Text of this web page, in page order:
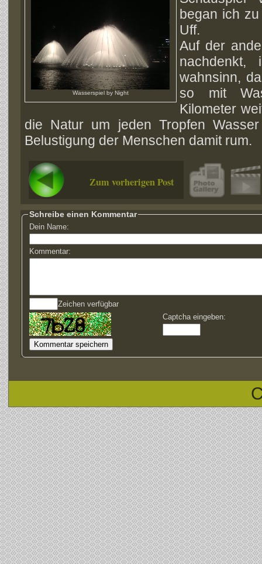
Wasserspiel by Night
began ich
Uff.
Auf der
nachdenkt,
wahnsinn,
so mit
Kilometer
die Natur um jeden Tropfen
Belustigung der Menschen damit rum.
Zum vorherigen Post
Schreibe einen Kommentar
Dein Name:
Kommentar:
Zeichen verfügbar
Captcha eingeben: